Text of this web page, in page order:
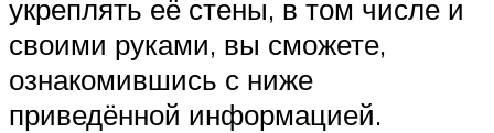
укреплять её стены, в том числе и
своими руками, вы сможете,
ознакомившись с ниже
приведённой информацией.